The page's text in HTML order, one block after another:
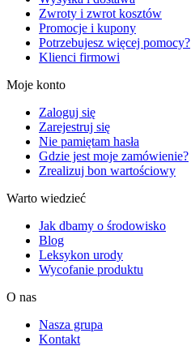
Zwroty i zwrot kosztów
Promocje i kupony
Potrzebujesz więcej pomocy?
Klienci firmowi
Moje konto
Zaloguj się
Zarejestruj się
Nie pamiętam hasła
Gdzie jest moje zamówienie?
Zrealizuj bon wartościowy
Warto wiedzieć
Jak dbamy o środowisko
Blog
Leksykon urody
Wycofanie produktu
O nas
Nasza grupa
Kontakt